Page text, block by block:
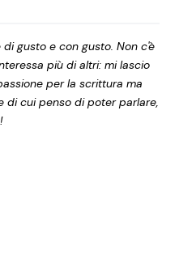
gusto e con gusto. Non c'è
più di altri: mi lascio
per la scrittura ma
di cui penso di poter parlare,